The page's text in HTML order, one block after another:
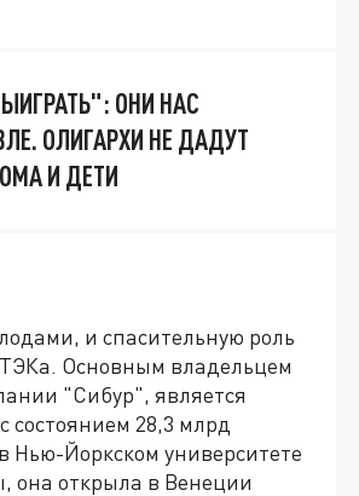
ОНИ НАС
ОЛИГАРХИ НЕ ДАДУТ
И ДЕТИ
и спасительную роль
Основным владельцем
"Сибур", является
состоянием 28,3 млрд
Нью-Йоркском университете
она открыла в Венеции